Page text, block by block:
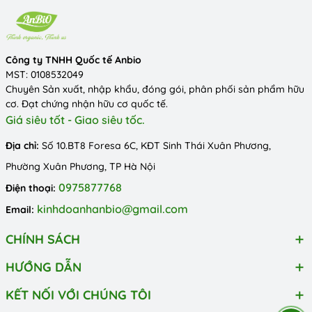
Sau khi mở nắp, bảo quản ngăn mát tủ lạnh
Sử dụng trong thời gian ngắn để đảm bảo hương vị tốt nhất
Công ty TNHH Quốc tế Anbio
MST: 0108532049
Chuyên Sản xuất, nhập khẩu, đóng gói, phân phối sản phẩm hữu
cơ. Đạt chứng nhận hữu cơ quốc tế.
Giá siêu tốt - Giao siêu tốc.
Địa chỉ: Số 10.BT8 Foresa 6C, KĐT Sinh Thái Xuân Phương,
Phường Xuân Phương, TP Hà Nội
Điện thoại: 0975877768
Email: kinhdoanhanbio@gmail.com
CHÍNH SÁCH
HƯỚNG DẪN
KẾT NỐI VỚI CHÚNG TÔI